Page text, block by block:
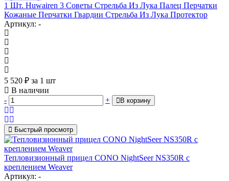
1 Шт. Huwairen 3 Советы Стрельба Из Лука Палец Перчатки
Кожаные Перчатки Гвардии Стрельба Из Лука Протектор
Артикул: -
5 520 ₽ за 1 шт
В наличии
-
+ В корзину
Быстрый просмотр
Тепловизионный прицел CONO NightSeer NS350R с
креплением Weaver
Артикул: -